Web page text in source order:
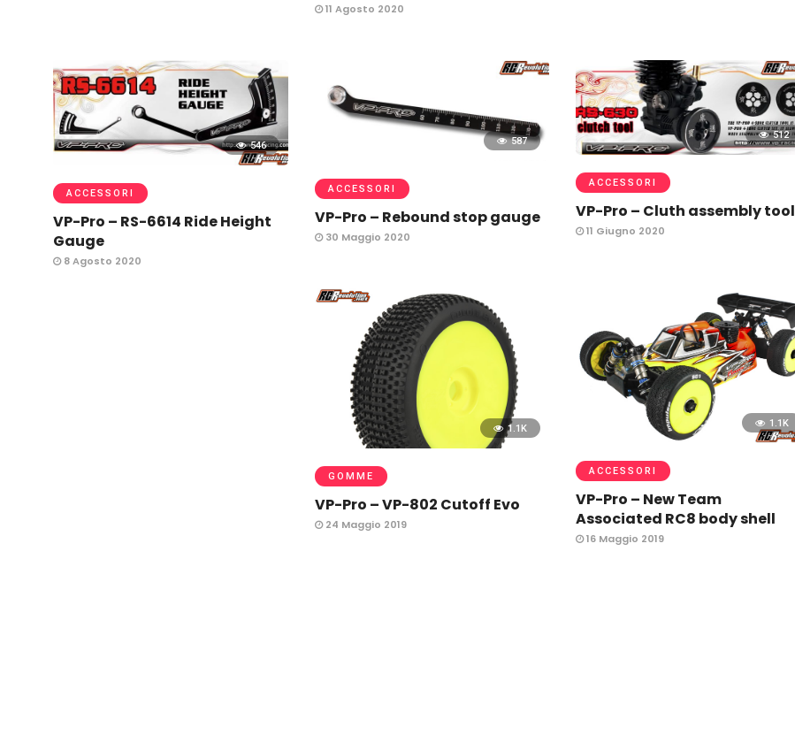
11 Agosto 2020
546
ACCESSORI
VP-Pro – RS-6614 Ride Height
Gauge
8 Agosto 2020
512
ACCESSORI
VP-Pro – Cluth assembly tool
11 Giugno 2020
587
ACCESSORI
VP-Pro – Rebound stop gauge
30 Maggio 2020
1.1K
GOMME
VP-Pro – VP-802 Cutoff Evo
24 Maggio 2019
1.1K
ACCESSORI
VP-Pro – New Team
Associated RC8 body shell
16 Maggio 2019